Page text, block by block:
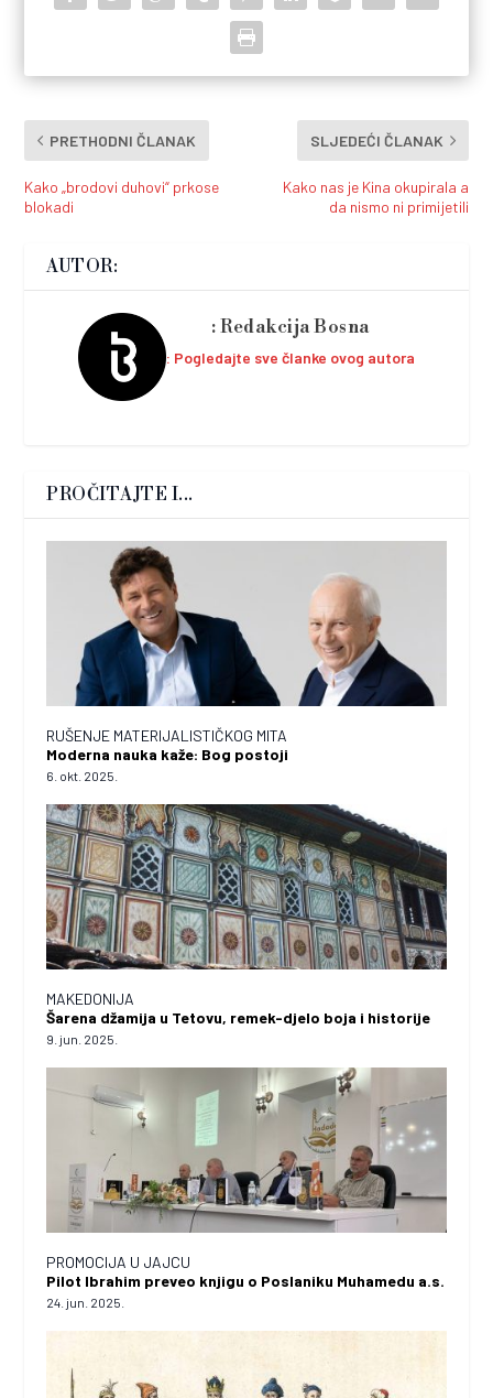
PRETHODNI ČLANAK
Kako „brodovi duhovi“ prkose
blokadi
SLJEDEĆI ČLANAK
Kako nas je Kina okupirala a
da nismo ni primijetili
AUTOR:
Redakcija Bosna
Pogledajte sve članke ovog autora
PROČITAJTE I...
RUŠENJE MATERIJALISTIČKOG MITA
Moderna nauka kaže: Bog postoji
6. okt. 2025.
MAKEDONIJA
Šarena džamija u Tetovu, remek-djelo boja i historije
9. jun. 2025.
PROMOCIJA U JAJCU
Pilot Ibrahim preveo knjigu o Poslaniku Muhamedu a.s.
24. jun. 2025.